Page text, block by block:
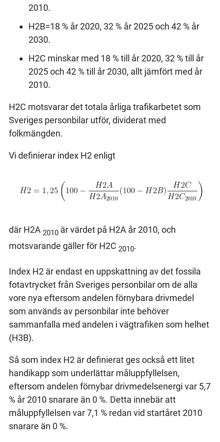
2010.
H2B=18 % år 2020, 32 % år 2025 och 42 % år
2030.
H2C minskar med 18 % till år 2020, 32 % till år
2025 och 42 % till år 2030, allt jämfört med år
2010.
H2C motsvarar det totala årliga trafikarbetet som
Sveriges personbilar utför, dividerat med
folkmängden.
Vi definierar index H2 enligt
där H2A 2010är värdet på H2A år 2010, och
motsvarande gäller för H2C 2010.
Index H2 är endast en uppskattning av det fossila
fotavtrycket från Sveriges personbilar om de alla
vore nya eftersom andelen förnybara drivmedel
som används av personbilar inte behöver
sammanfalla med andelen i vägtrafiken som helhet
(H3B).
Så som index H2 är definierat ges också ett litet
handikapp som underlättar måluppfyllelsen,
eftersom andelen förnybar drivmedelsenergi var 5,7
% år 2010 snarare än 0 %. Detta innebär att
måluppfyllelsen var 7,1 % redan vid startåret 2010
snarare än 0 %.